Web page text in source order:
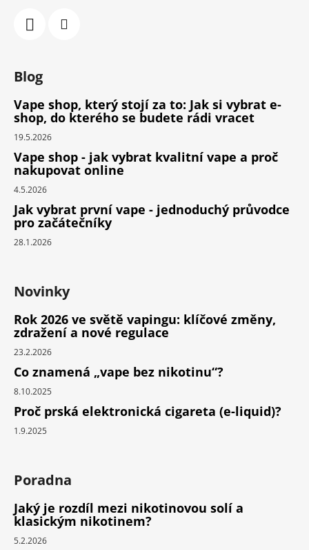
Blog
Vape shop, který stojí za to: Jak si vybrat e-
shop, do kterého se budete rádi vracet
19.5.2026
Vape shop - jak vybrat kvalitní vape a proč
nakupovat online
4.5.2026
Jak vybrat první vape - jednoduchý průvodce
pro začátečníky
28.1.2026
Novinky
Rok 2026 ve světě vapingu: klíčové změny,
zdražení a nové regulace
23.2.2026
Co znamená „vape bez nikotinu“?
8.10.2025
Proč prská elektronická cigareta (e-liquid)?
1.9.2025
Poradna
Jaký je rozdíl mezi nikotinovou solí a
klasickým nikotinem?
5.2.2026